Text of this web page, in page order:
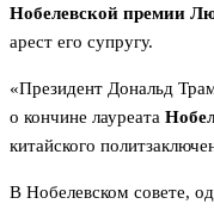
Нобелевской премии
арест его супругу.
«Президент Дональд
о кончине лауреата
китайского
В Нобелевском совете,